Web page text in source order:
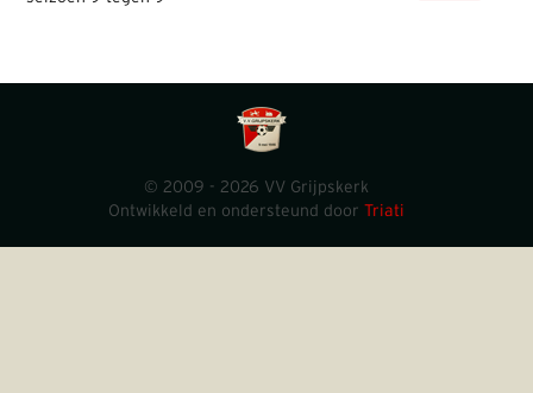
© 2009 - 2026 VV Grijpskerk
Ontwikkeld en ondersteund door Triati